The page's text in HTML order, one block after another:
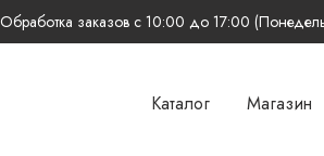
Обработка заказов с 10:00 до 17:00
Каталог Магазин